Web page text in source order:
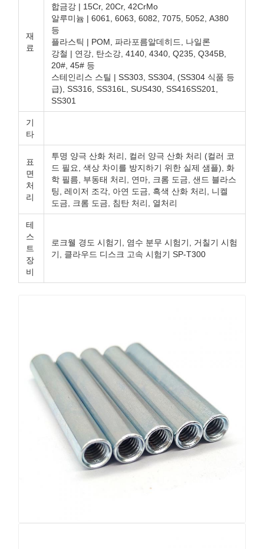
재
료
합금강 | 15Cr, 20Cr, 42CrMo
알루미늄 | 6061, 6063, 6082, 7075, 5052, A380
등
플라스틱 | POM, 파라포름알데히드, 나일론
강철 | 연강, 탄소강, 4140, 4340, Q235, Q345B,
20#, 45# 등
스테인리스 스틸 | SS303, SS304, (SS304 식품 등
급), SS316, SS316L, SUS430, SS416SS201,
SS301
기
타
표
면
처
리
투명 양극 산화 처리, 컬러 양극 산화 처리 (컬러 코
드 필요, 색상 차이를 방지하기 위한 실제 샘플), 화
학 필름, 부동태 처리, 연마, 크롬 도금, 샌드 블라스
팅, 레이저 조각, 아연 도금, 흑색 산화 처리, 니켈
도금, 크롬 도금, 침탄 처리, 열처리
테
스
트
장
비
로크웰 경도 시험기, 염수 분무 시험기, 거칠기 시험
기, 클라우드 디스크 고속 시험기 SP-T300